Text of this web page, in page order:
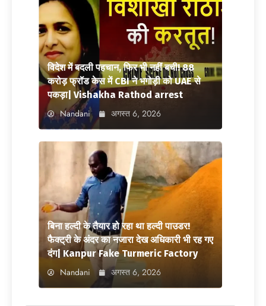
विदेश में बदली पहचान, फिर भी नहीं बची! 88
करोड़ फ्रॉड केस में CBI ने भगोड़ी को UAE से
पकड़ा| Vishakha Rathod arrest
Nandani अगस्त 6, 2026
बिना हल्दी के तैयार हो रहा था हल्दी पाउडर!
फैक्ट्री के अंदर का नजारा देख अधिकारी भी रह गए
दंग| Kanpur Fake Turmeric Factory
Nandani अगस्त 6, 2026